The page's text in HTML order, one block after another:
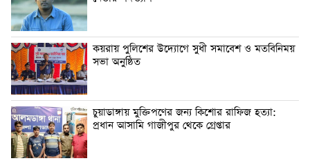
কয়রায় পুলিশের উদ্যোগে সুধী সমাবেশ ও মতবিনিময়
সভা অনুষ্ঠিত
চুয়াডাঙ্গায় মুক্তিপণের জন্য কিশোর রাফিজ হত্যা:
প্রধান আসামি গাজীপুর থেকে গ্রেপ্তার